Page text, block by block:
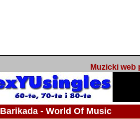
Muzicki web
Barikada - World Of Music